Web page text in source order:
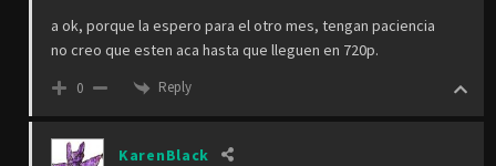
a ok, porque la espero para el otro mes, tengan paciencia
no creo que esten aca hasta que lleguen en 720p.
0 Reply
KarenBlack